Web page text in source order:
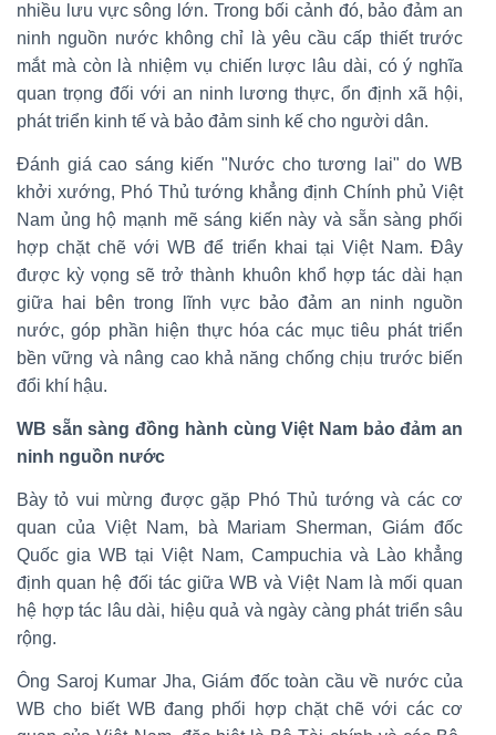
nhiều lưu vực sông lớn. Trong bối cảnh đó, bảo đảm an
ninh nguồn nước không chỉ là yêu cầu cấp thiết trước
mắt mà còn là nhiệm vụ chiến lược lâu dài, có ý nghĩa
quan trọng đối với an ninh lương thực, ổn định xã hội,
phát triển kinh tế và bảo đảm sinh kế cho người dân.
Đánh giá cao sáng kiến "Nước cho tương lai" do WB
khởi xướng, Phó Thủ tướng khẳng định Chính phủ Việt
Nam ủng hộ mạnh mẽ sáng kiến này và sẵn sàng phối
hợp chặt chẽ với WB để triển khai tại Việt Nam. Đây
được kỳ vọng sẽ trở thành khuôn khổ hợp tác dài hạn
giữa hai bên trong lĩnh vực bảo đảm an ninh nguồn
nước, góp phần hiện thực hóa các mục tiêu phát triển
bền vững và nâng cao khả năng chống chịu trước biến
đổi khí hậu.
WB sẵn sàng đồng hành cùng Việt Nam bảo đảm an
ninh nguồn nước
Bày tỏ vui mừng được gặp Phó Thủ tướng và các cơ
quan của Việt Nam, bà Mariam Sherman, Giám đốc
Quốc gia WB tại Việt Nam, Campuchia và Lào khẳng
định quan hệ đối tác giữa WB và Việt Nam là mối quan
hệ hợp tác lâu dài, hiệu quả và ngày càng phát triển sâu
rộng.
Ông Saroj Kumar Jha, Giám đốc toàn cầu về nước của
WB cho biết WB đang phối hợp chặt chẽ với các cơ